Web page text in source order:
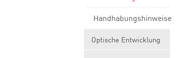
Handhabungshinweise
Optische Entwicklung